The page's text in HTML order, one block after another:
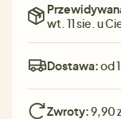
wt. 11 sie. u
Dostawa:od
Zwroty:9,90